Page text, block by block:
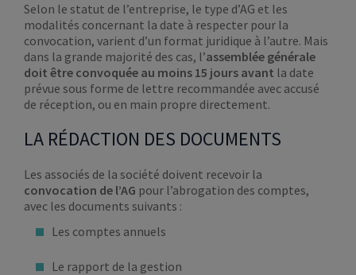
Selon le statut de l’entreprise, le type d’AG et les
modalités concernant la date à respecter pour la
convocation, varient d’un format juridique à l’autre. Mais
dans la grande majorité des cas, l’assemblée générale
doit être convoquée au moins 15 jours avant la date
prévue sous forme de lettre recommandée avec accusé
de réception, ou en main propre directement.
LA RÉDACTION DES DOCUMENTS
Les associés de la société doivent recevoir la
convocation de l’AG pour l’abrogation des comptes,
avec les documents suivants :
Les comptes annuels
Le rapport de la gestion